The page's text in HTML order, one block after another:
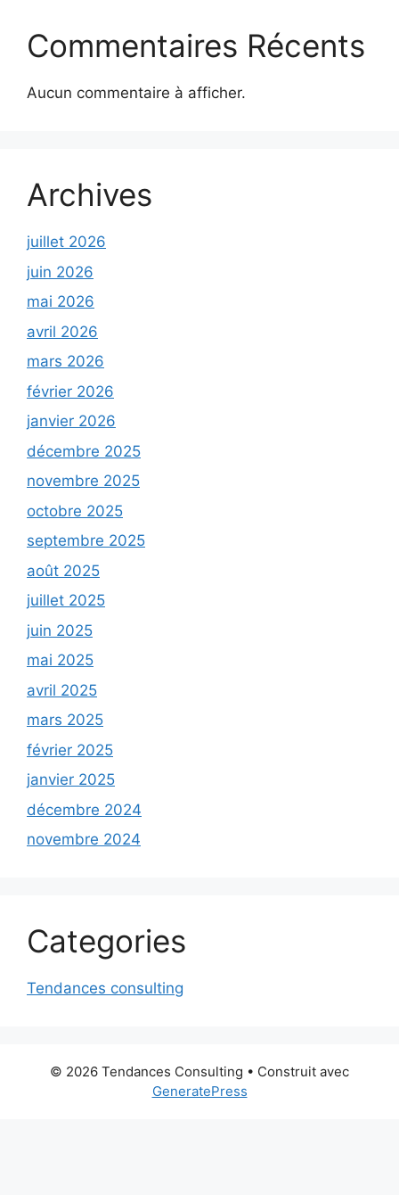
Commentaires Récents
Aucun commentaire à afficher.
Archives
juillet 2026
juin 2026
mai 2026
avril 2026
mars 2026
février 2026
janvier 2026
décembre 2025
novembre 2025
octobre 2025
septembre 2025
août 2025
juillet 2025
juin 2025
mai 2025
avril 2025
mars 2025
février 2025
janvier 2025
décembre 2024
novembre 2024
Categories
Tendances consulting
© 2026 Tendances Consulting • Construit avec
GeneratePress